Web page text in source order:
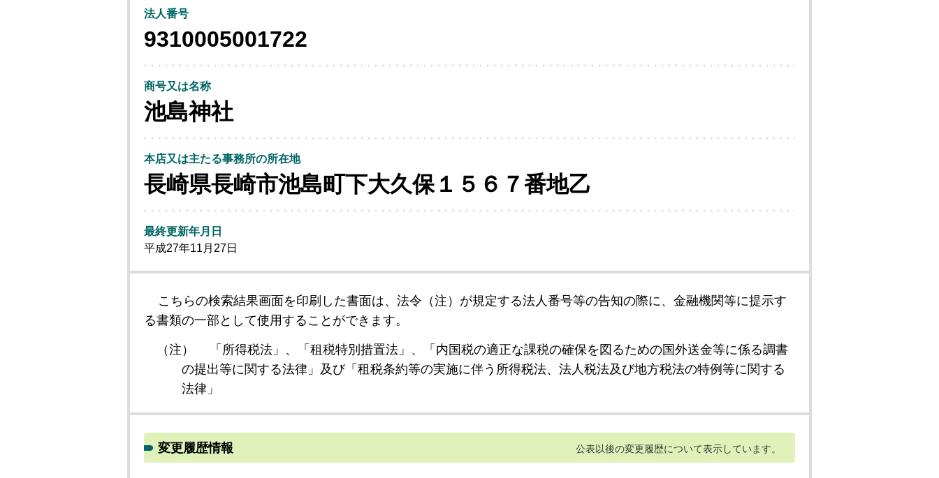
法人番号
9310005001722
商号又は名称
池島神社
本店又は主たる事務所の所在地
長崎県長崎市池島町下大久保１５６７番地乙
最終更新年月日
平成27年11月27日
こちらの検索結果画面を印刷した書面は、法令（注）が規定する法人番号等の告知の際に、金融機関等に提示す
る書類の一部として使用することができます。
（注）
「所得税法」、「租税特別措置法」、「内国税の適正な課税の確保を図るための国外送金等に係る調書
の提出等に関する法律」及び「租税条約等の実施に伴う所得税法、法人税法及び地方税法の特例等に関する
法律」
変更履歴情報 公表以後の変更履歴について表示しています。